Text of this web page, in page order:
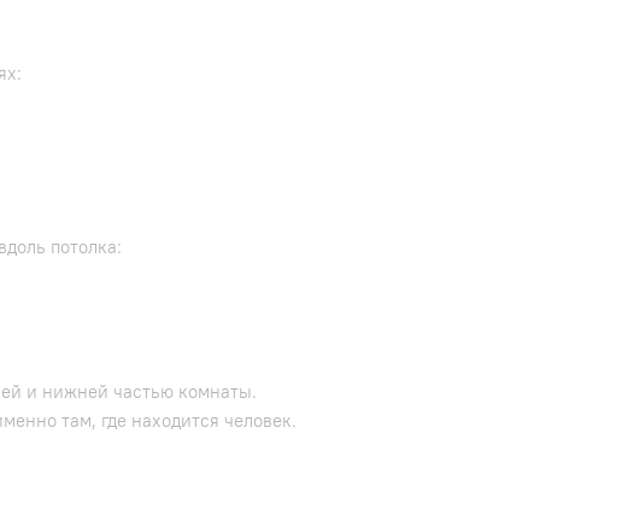
потолка:
и нижней частью комнаты.
там, где находится человек.